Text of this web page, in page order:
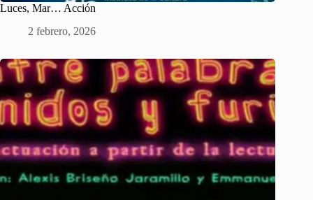
Luces, Mar… Acción
2 febrero, 2026